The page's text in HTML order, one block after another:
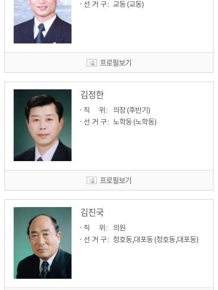
선  거  구 : 교동 (교동)
프로필보기
김정한
직         위 :
의장 (후반기)
선  거  구 : 노학동 (노학동)
프로필보기
김진국
직         위 :
의원
선  거  구 : 청호동,대포동 (청호동,대포동)